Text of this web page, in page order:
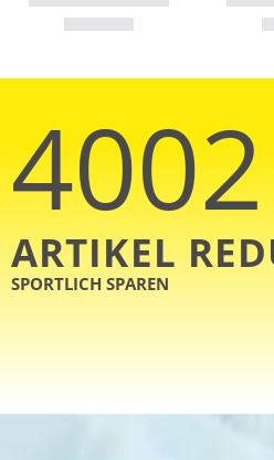
4002
ARTIKEL
SPORTLICH SPAREN